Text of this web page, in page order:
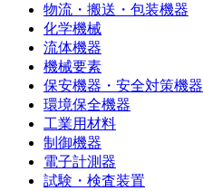
物流・搬送・包装機器
化学機械
流体機器
機械要素
保安機器・安全対策機器
環境保全機器
工業用材料
制御機器
電子計測器
試験・検査装置